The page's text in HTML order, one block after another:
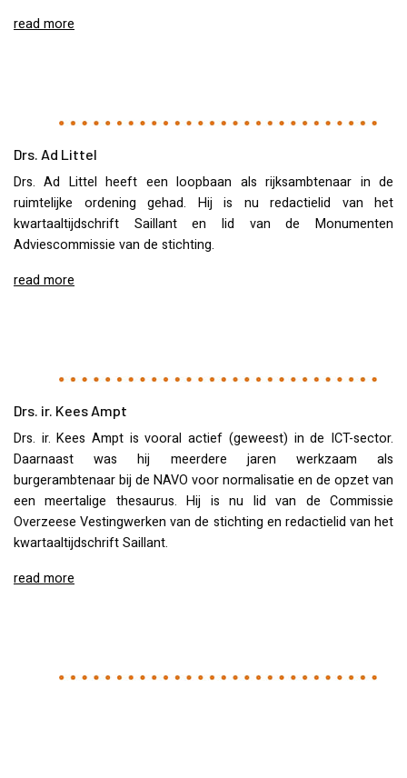
read more
Drs. Ad Littel
Drs. Ad Littel heeft een loopbaan als rijksambtenaar in de
ruimtelijke ordening gehad. Hij is nu redactielid van het
kwartaaltijdschrift Saillant en lid van de Monumenten
Adviescommissie van de stichting.
read more
Drs. ir. Kees Ampt
Drs. ir. Kees Ampt is vooral actief (geweest) in de ICT-sector.
Daarnaast was hij meerdere jaren werkzaam als
burgerambtenaar bij de NAVO voor normalisatie en de opzet van
een meertalige thesaurus. Hij is nu lid van de Commissie
Overzeese Vestingwerken van de stichting en redactielid van het
kwartaaltijdschrift Saillant.
read more